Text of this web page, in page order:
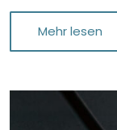
Mehr lesen